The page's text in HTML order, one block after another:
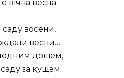
вічна весна…
восени,
ждали весни…
дощем,
саду за кущем…